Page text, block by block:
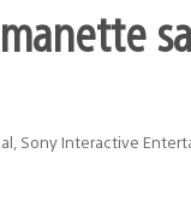
Sony Interactive